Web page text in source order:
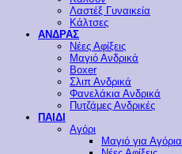
Λαστέξ Γυναικεία
Κάλτσες
ΑΝΔΡΑΣ
Νέες Αφίξεις
Μαγιό Ανδρικά
Boxer
Σλιπ Ανδρικά
Φανελάκια Ανδρικά
Πυτζάμες Ανδρικές
ΠΑΙΔΙ
Αγόρι
Μαγιό για Αγόρια